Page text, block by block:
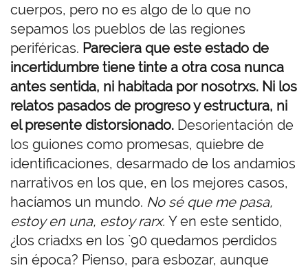
cuerpos, pero no es algo de lo que no
sepamos los pueblos de las regiones
periféricas. Pareciera que este estado de
incertidumbre tiene tinte a otra cosa nunca
antes sentida, ni habitada por nosotrxs. Ni los
relatos pasados de progreso y estructura, ni
el presente distorsionado. Desorientación de
los guiones como promesas, quiebre de
identificaciones, desarmado de los andamios
narrativos en los que, en los mejores casos,
hacíamos un mundo. No sé que me pasa,
estoy en una, estoy rarx. Y en este sentido,
¿los criadxs en los `90 quedamos perdidos
sin época? Pienso, para esbozar, aunque